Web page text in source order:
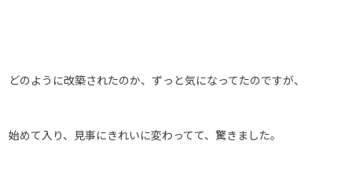
どのように改築されたのか、ずっと気になってたのですが、
始めて入り、見事にきれいに変わってて、驚きました。